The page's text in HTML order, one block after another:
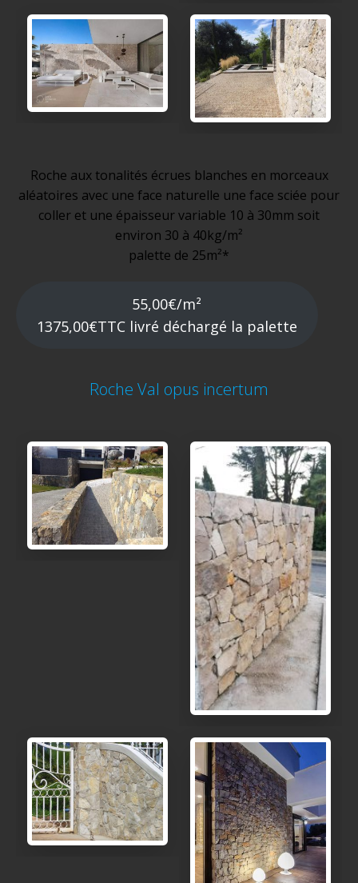
Roche aux tonalités écrues blanches en morceaux
aléatoires avec une face naturelle une face sciée pour
coller et une épaisseur variable 10 à 30mm soit
environ 30 à 40kg/m²
palette de 25m²*
55,00€/m²
1375,00€TTC livré déchargé la palette
Roche Val opus incertum